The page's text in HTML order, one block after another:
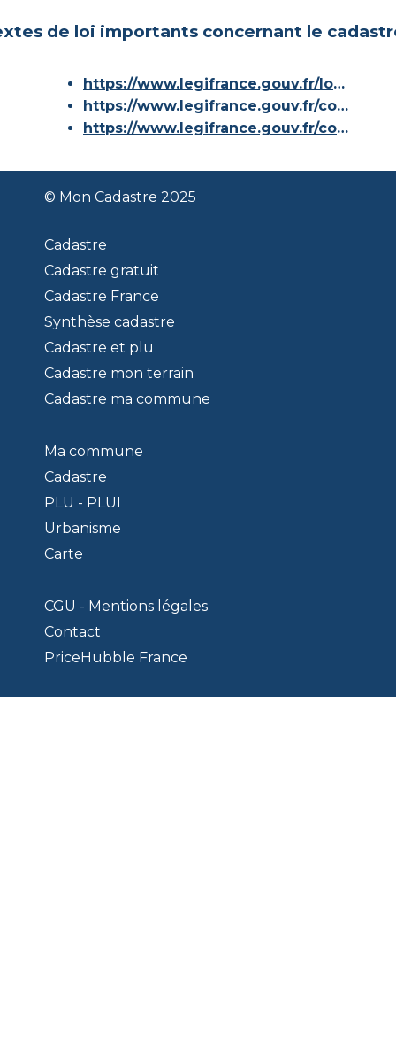
de loi importants concernant le
https://www.legifrance.gouv.fr/loda/id/JORFTEXT000000686267/
https://www.legifrance.gouv.fr/codes/article_lc/LEGIARTI000036588629/
https://www.legifrance.gouv.fr/codes/id/LEGISCTA000006180153/
© Mon Cadastre 2025
Cadastre
Cadastre gratuit
Cadastre France
Synthèse cadastre
Cadastre et plu
Cadastre mon terrain
Cadastre ma commune
Ma commune
Cadastre
PLU - PLUI
Urbanisme
Carte
CGU - Mentions légales
Contact
PriceHubble France